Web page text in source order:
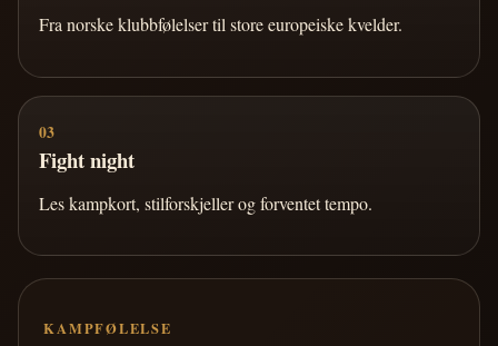
Fra norske klubbfølelser til store europeiske kvelder.
03
Fight night
Les kampkort, stilforskjeller og forventet tempo.
KAMPFØLELSE